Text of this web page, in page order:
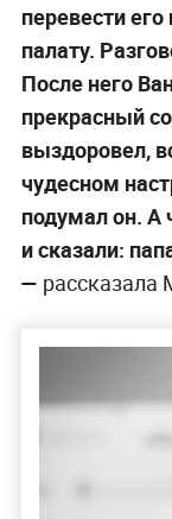
перевести
палату.
После него
прекрасный
выздоровел,
чудесном
подумал он. А
и сказали:
— рассказала